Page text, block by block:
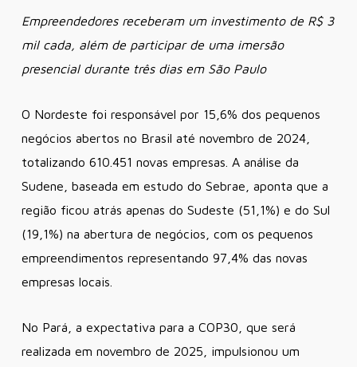
Empreendedores receberam um investimento de R$ 3
mil cada, além de participar de uma imersão
presencial durante três dias em São Paulo
O Nordeste foi responsável por 15,6% dos pequenos
negócios abertos no Brasil até novembro de 2024,
totalizando 610.451 novas empresas. A análise da
Sudene, baseada em estudo do Sebrae, aponta que a
região ficou atrás apenas do Sudeste (51,1%) e do Sul
(19,1%) na abertura de negócios, com os pequenos
empreendimentos representando 97,4% das novas
empresas locais.
No Pará, a expectativa para a COP30, que será
realizada em novembro de 2025, impulsionou um